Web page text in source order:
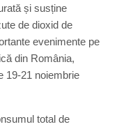
și susține
de dioxid de
evenimente pe
din România,
19-21 noiembrie
total de